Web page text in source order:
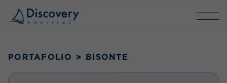
PORTAFOLIO > BISONTE